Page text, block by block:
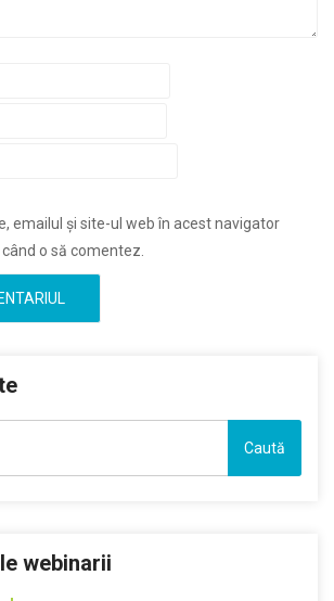
emailul și site-ul web în acest navigator
o să comentez.
webinarii